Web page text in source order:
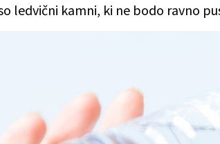
ledvični kamni, ki ne bodo ravno